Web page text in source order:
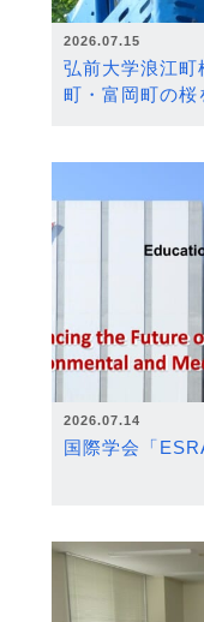
2026.07.15
弘前大学浪江
町・富岡町の桜
2026.07.14
国際学会「